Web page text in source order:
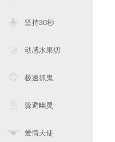
坚持30秒
动感水果切
极速抓鬼
躲避幽灵
爱情天使